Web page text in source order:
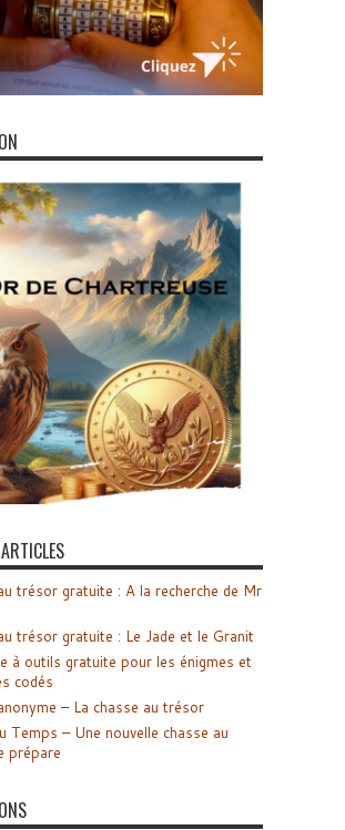
trésor gratuite : A la recherche de Mr
trésor gratuite : Le Jade et le Granit
à outils gratuite pour les énigmes et
codés
– La chasse au trésor
Temps – Une nouvelle chasse au
prépare